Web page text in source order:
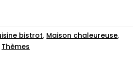
sous forme de vignettes colorées
des cafetières, des verres ou
graphique affirmé. L’ensemble
forte, idéale pour donner
bistrot, Maison chaleureuse,
Thèmes